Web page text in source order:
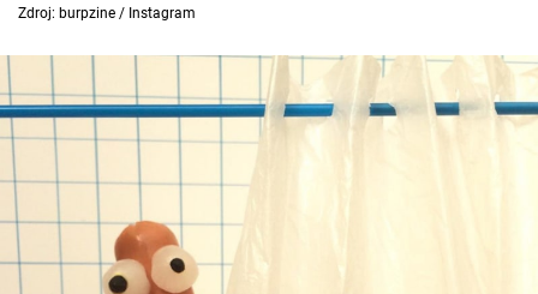
Zdroj: burpzine / Instagram